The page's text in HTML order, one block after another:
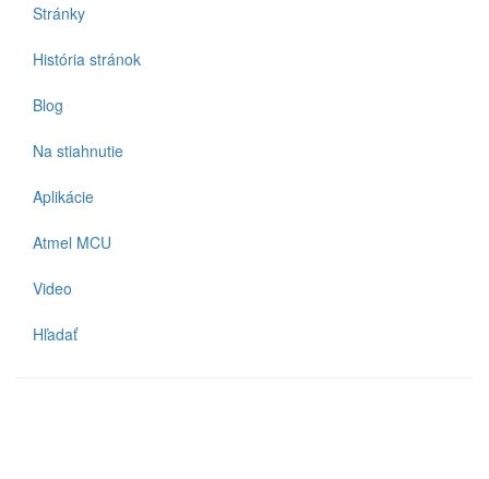
Stránky
História stránok
Blog
Na stiahnutie
Aplikácie
Atmel MCU
Video
Hľadať